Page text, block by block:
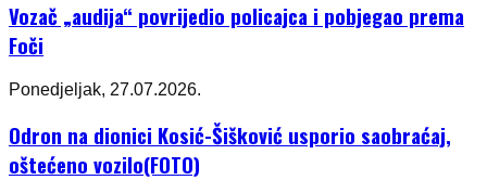
Vozač „audija“ povrijedio policajca i pobjegao prema
Foči
Ponedjeljak, 27.07.2026.
Odron na dionici Kosić-Šišković usporio saobraćaj,
oštećeno vozilo(FOTO)